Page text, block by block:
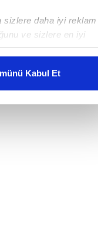
sizlere daha iyi reklam
ve sizlere en iyi
karşılamak
kullanılmaktadır. Bu
sunulması
sizlere yönelik
bilgi için Ayarlar
ve sitemizde ilgili
Kabul Et